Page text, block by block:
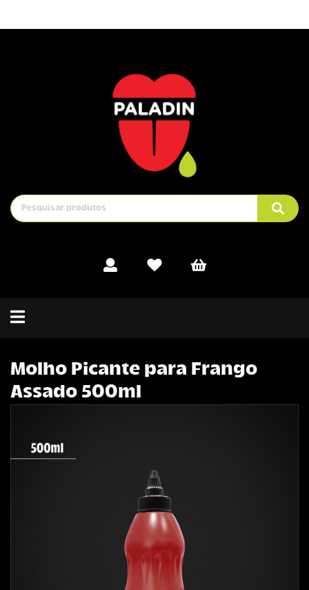
Toggle
Molho Picante para Frango
Assado 500ml